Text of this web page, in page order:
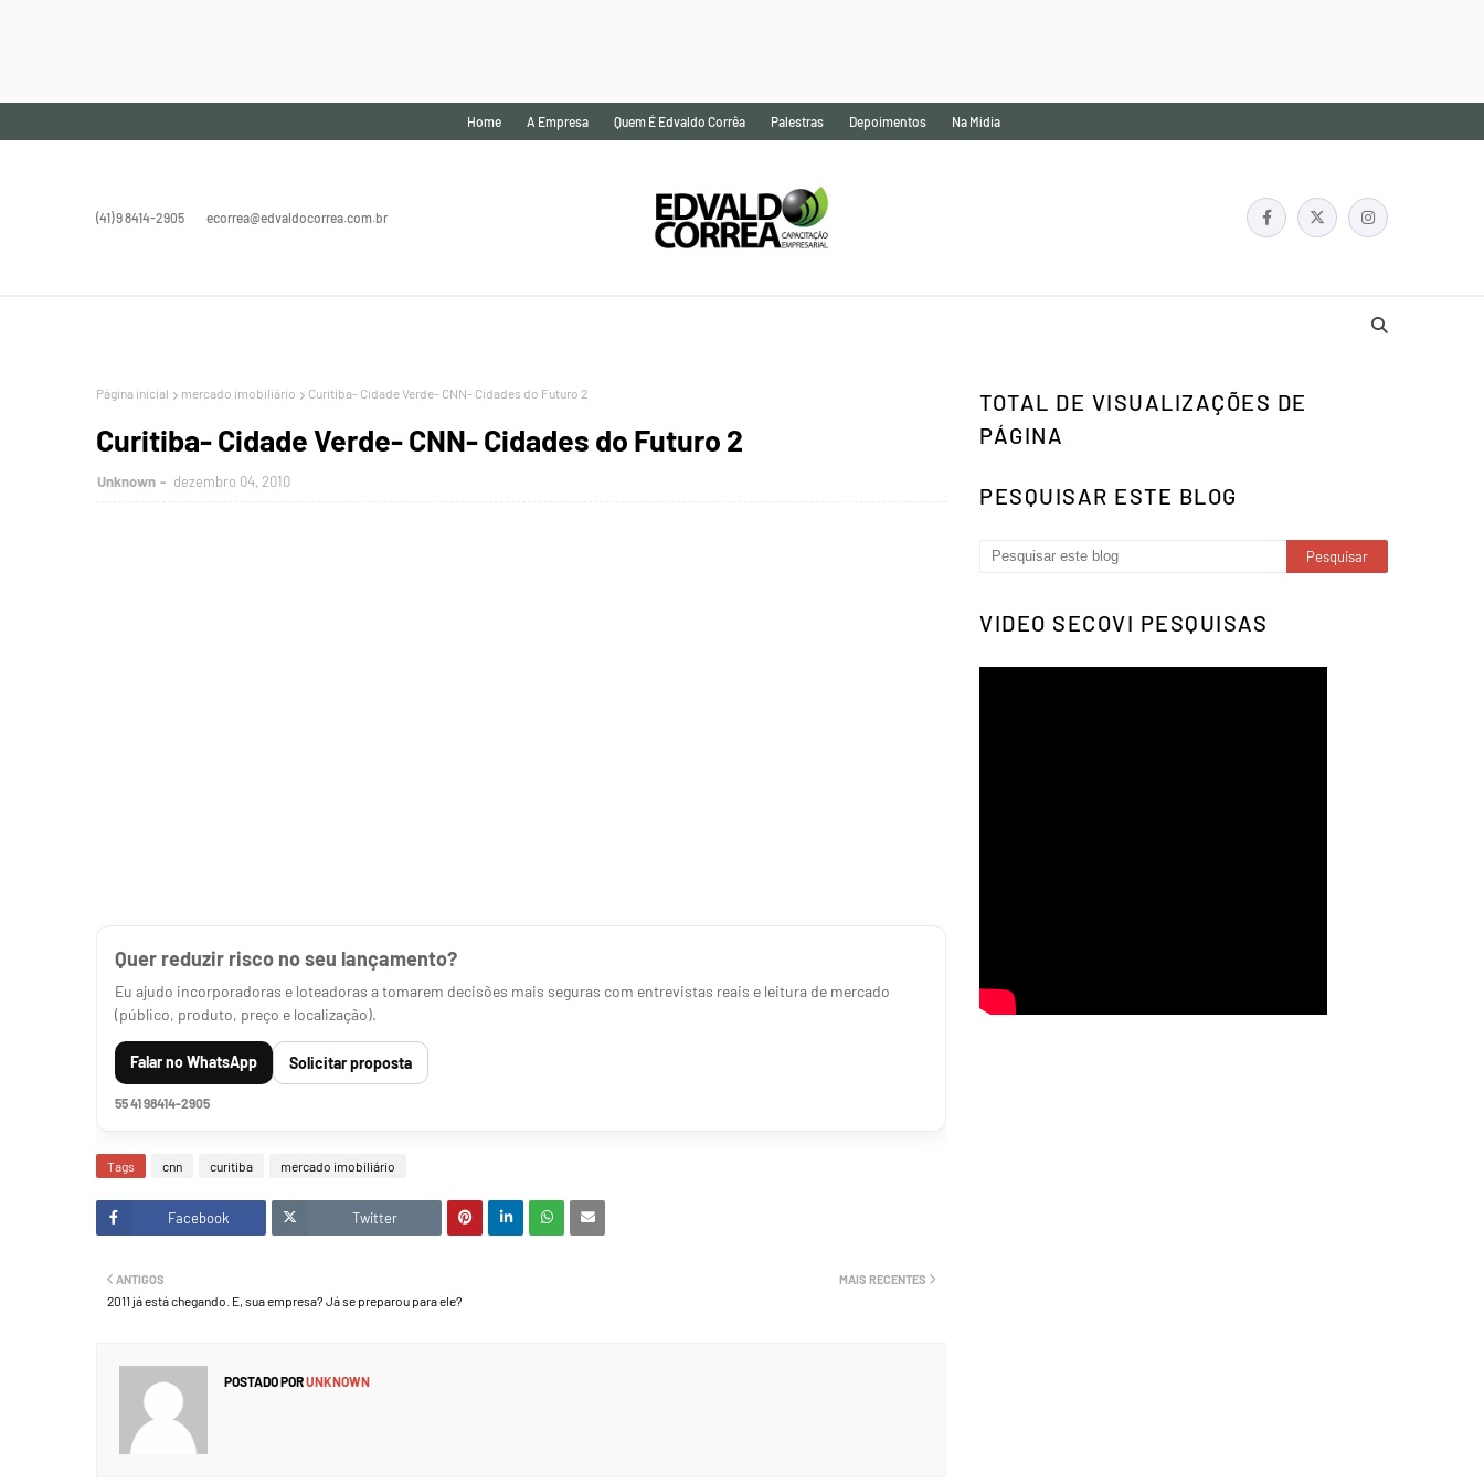
Home A Empresa Quem É Edvaldo Corrêa Palestras Depoimentos Na Mídia
(41) 9 8414-2905 ecorrea@edvaldocorrea.com.br
Página inicial mercado imobiliário Curitiba- Cidade Verde- CNN- Cidades do Futuro 2
Curitiba- Cidade Verde- CNN- Cidades do Futuro 2
Unknown dezembro 04, 2010
Quer reduzir risco no seu lançamento?
Eu ajudo incorporadoras e loteadoras a tomarem decisões mais seguras com entrevistas reais e leitura de mercado
(público, produto, preço e localização).
Falar no WhatsApp Solicitar proposta
55 41 98414-2905
Tags cnn curitiba mercado imobiliário
Facebook Twitter
MAIS RECENTES
ANTIGOS
2011 já está chegando. E, sua empresa? Já se preparou para ele?
POSTADO PORUNKNOWN
TOTAL DE VISUALIZAÇÕES DE
PÁGINA
PESQUISAR ESTE BLOG
VIDEO SECOVI PESQUISAS